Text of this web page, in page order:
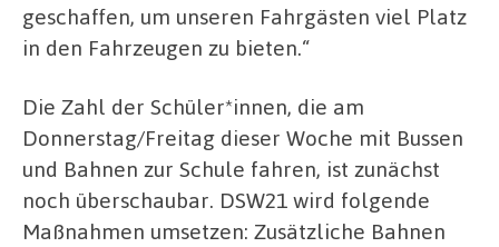
geschaffen, um unseren Fahrgästen viel Platz
in den Fahrzeugen zu bieten.“
Die Zahl der Schüler*innen, die am
Donnerstag/Freitag dieser Woche mit Bussen
und Bahnen zur Schule fahren, ist zunächst
noch überschaubar. DSW21 wird folgende
Maßnahmen umsetzen: Zusätzliche Bahnen